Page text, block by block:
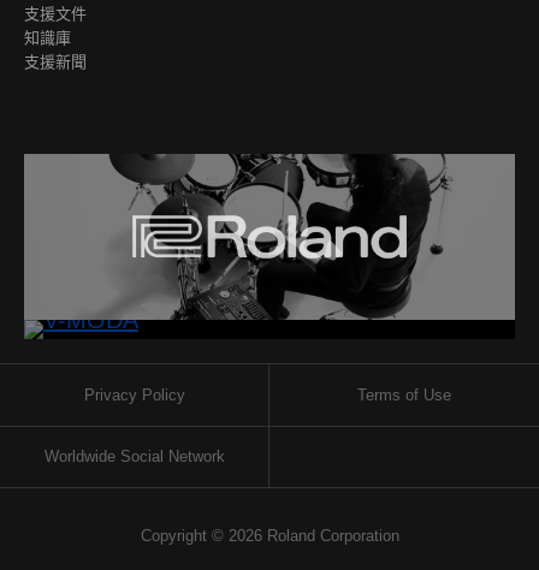
支援文件
知識庫
支援新聞
Privacy Policy Terms of Use
Worldwide Social Network
Copyright © 2026 Roland Corporation